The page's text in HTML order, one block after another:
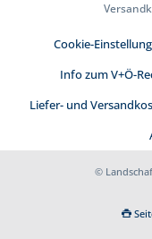
Cookie-
Info zum V+Ö-
Liefer- und
©